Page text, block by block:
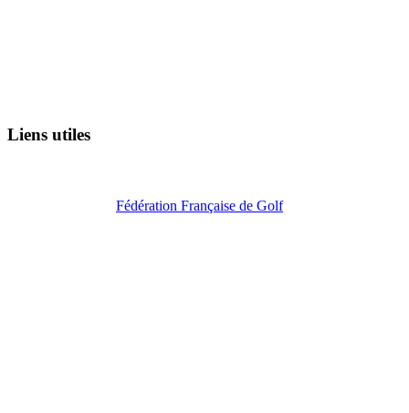
Liens utiles
Fédération Française de Golf